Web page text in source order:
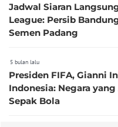
Jadwal Siaran
League: Persib
Semen Padang
5 bulan lalu
Presiden FIFA, Gianni
Indonesia: Negara
Sepak Bola